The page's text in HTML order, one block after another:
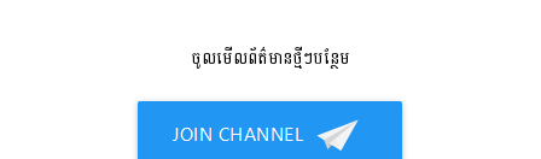
ចូលមើលព័ត៌មានថ្មីៗបន្ថែម